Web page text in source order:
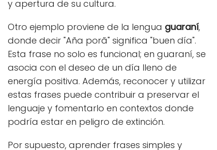
y apertura de su cultura.
Otro ejemplo proviene de la lengua guaraní,
donde decir "Aña porã" significa "buen día".
Esta frase no solo es funcional; en guaraní, se
asocia con el deseo de un día lleno de
energía positiva. Además, reconocer y utilizar
estas frases puede contribuir a preservar el
lenguaje y fomentarlo en contextos donde
podría estar en peligro de extinción.
Por supuesto, aprender frases simples y